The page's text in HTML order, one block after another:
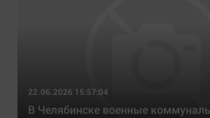
22.06.2026 15:57:04
В Челябинске военные